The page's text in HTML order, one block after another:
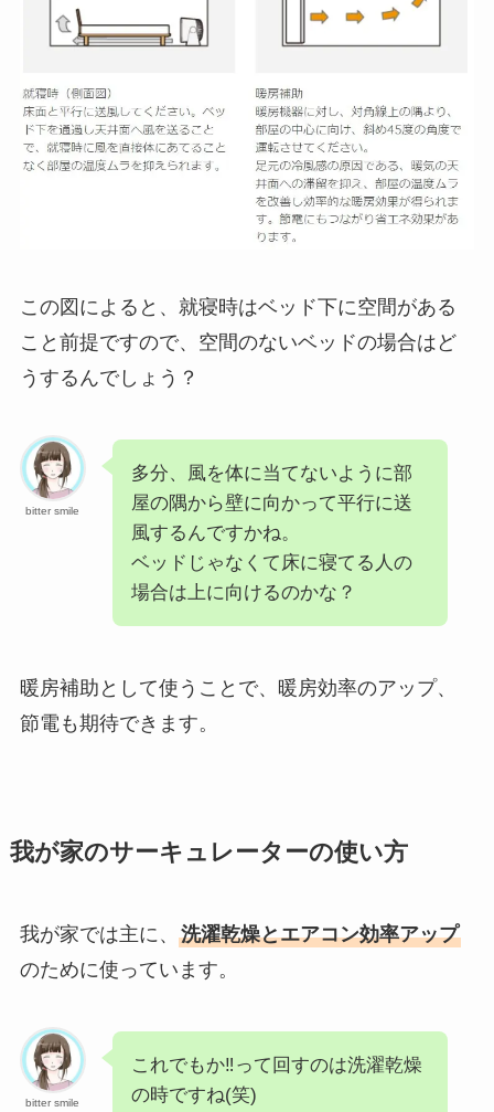
この図によると、就寝時はベッド下に空間がある
こと前提ですので、空間のないベッドの場合はど
うするんでしょう？
bitter smile
多分、風を体に当てないように部
屋の隅から壁に向かって平行に送
風するんですかね。
ベッドじゃなくて床に寝てる人の
場合は上に向けるのかな？
暖房補助として使うことで、暖房効率のアップ、
節電も期待できます。
我が家のサーキュレーターの使い方
我が家では主に、 洗濯乾燥とエアコン効率アップ
のために使っています。
bitter smile
これでもか‼って回すのは洗濯乾燥
の時ですね(笑)